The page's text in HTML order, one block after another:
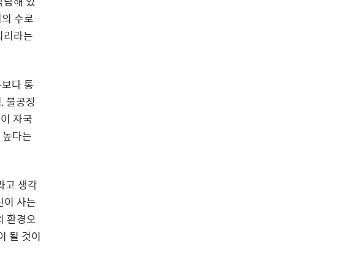
수로
리라는
다 통
,불공정
자국
다는
고 생각
이 사는
환경오
될 것이